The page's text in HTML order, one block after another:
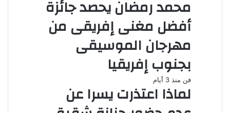
محمد رمضان يحصد جائزة
أفضل مغنى إفريقى من
مهرجان الموسيقى
بجنوب إفريقيا
فن منذ 3 أيام
لماذا اعتذرت يسرا عن